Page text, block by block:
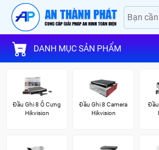
DANH MỤC SẢN PHẨM
Đầu Ghi 8 Ổ Cưng
Hikvision
Đầu Ghi 8 Camera
Hikvision